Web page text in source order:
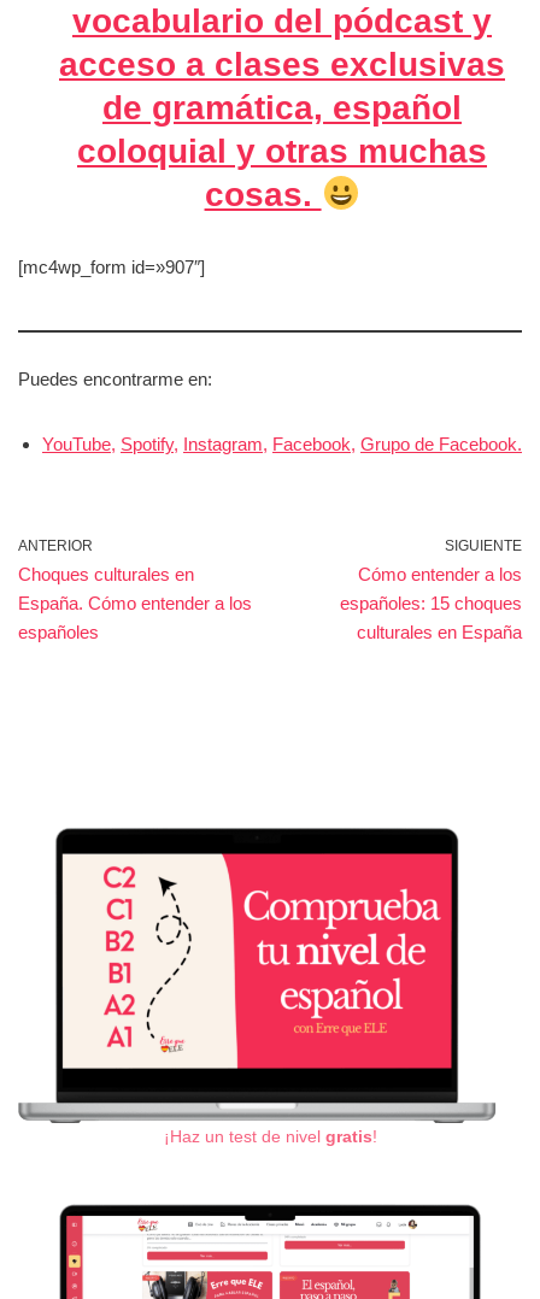
vocabulario del pódcast y
acceso a clases exclusivas
de gramática, español
coloquial y otras muchas
cosas.
[mc4wp_form id=»907″]
Puedes encontrarme en:
YouTube, Spotify, Instagram, Facebook, Grupo de Facebook.
ANTERIOR
Choques culturales en
España. Cómo entender a los
españoles
SIGUIENTE
Cómo entender a los
españoles: 15 choques
culturales en España
¡Haz un test de nivel gratis!